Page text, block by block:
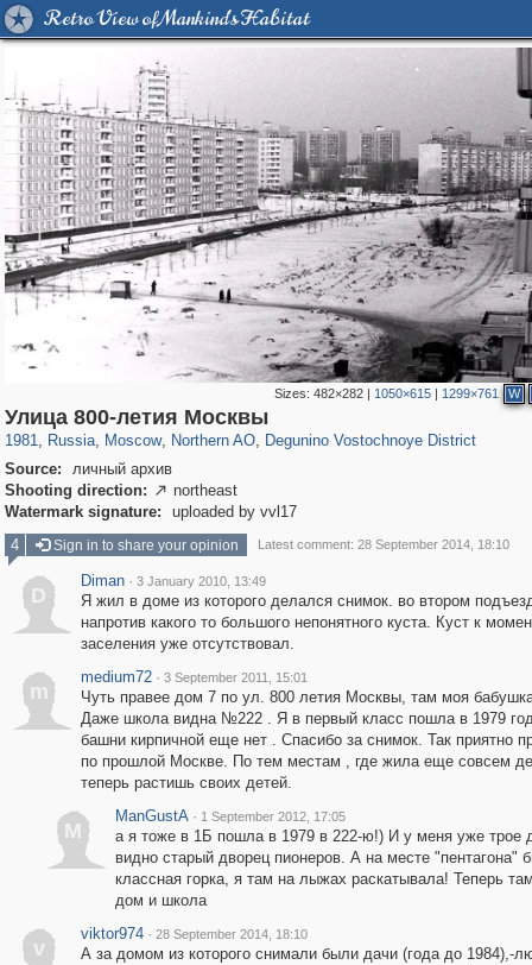
Retro View of Mankind's Habitat
Sizes: 482×282| 1050×615| 1299×761 W
Улица 800-летия Москвы
1981, Russia
1,407,712 29,262
, Moscow
319,968 8,295
, Northern AO
22,549 598
, Degunino Vostochnoye District
Source:
личный архив
Shooting direction:  northeast
Watermark signature:
uploaded by vvl17
4
Sign in to share your opinion Latest comment: 28 September 2014, 18:10
D
Diman · 3 January 2010, 13:49
Я жил в доме из которого делался снимок. во втором
напротив какого то большого непонятного куста. Куст к
заселения уже отсутствовал.
m
medium72 · 3 September 2011, 15:01
Чуть правее дом 7 по ул. 800 летия Москвы, там моя
Даже школа видна №222 . Я в первый класс пошла в 1979
башни кирпичной еще нет . Спасибо за снимок. Так приятно
по прошлой Москве. По тем местам , где жила еще совсем
теперь растишь своих детей.
M
ManGustA · 1 September 2012, 17:05
а я тоже в 1Б пошла в 1979 в 222-ю!) И у меня уже трое
видно старый дворец пионеров. А на месте "пентагона"
классная горка, я там на лыжах раскатывала! Теперь
дом и школа
v
viktor974 · 28 September 2014, 18:10
А за домом из которого снимали были дачи (года до 1984),-